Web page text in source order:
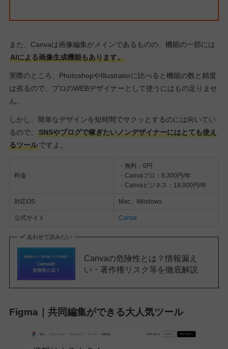
また、Canvaは画像編集がメインであるものの、機能の一部には
AIによる画像生成機能もあります。
実際のところ、PhotoshopやIllustratorに比べると機能の数と精度
は劣るので、プロのWEBデザイナーとして使うにはもの足りませ
ん。
しかし、簡単なデザインを短時間でサクッとするのには向いてい
るので、
SNSやブログで稼ぎたいノンデザイナーにはとても使え
るツールですよ。
料金
・無料：0円
・Canvaプロ：8,300円/年
・Canvaビジネス：18,000円/年
対応OS Mac、Windows
公式サイト Canva
あわせて読みたい
Canvaの危険性とは？情報漏え
い・著作権リスク等を徹底解説
Figma｜共同編集ができる大人気ツール